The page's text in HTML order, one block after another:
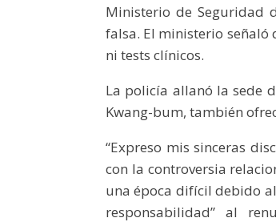
Ministerio de Seguridad
falsa. El ministerio señaló
ni tests clínicos.
La policía allanó la sede
Kwang-bum, también
“Expreso mis sinceras
con la controversia
una época difícil debido
responsabilidad” al